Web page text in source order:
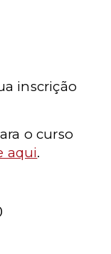
inscrição
o curso
aqui.